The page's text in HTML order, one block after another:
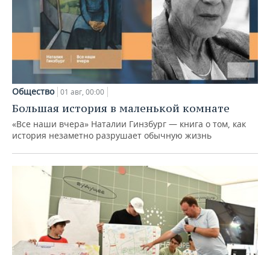
Общество 01 авг, 00:00
Большая история в маленькой комнате
«Все наши вчера» Наталии Гинзбург — книга о том, как
история незаметно разрушает обычную жизнь